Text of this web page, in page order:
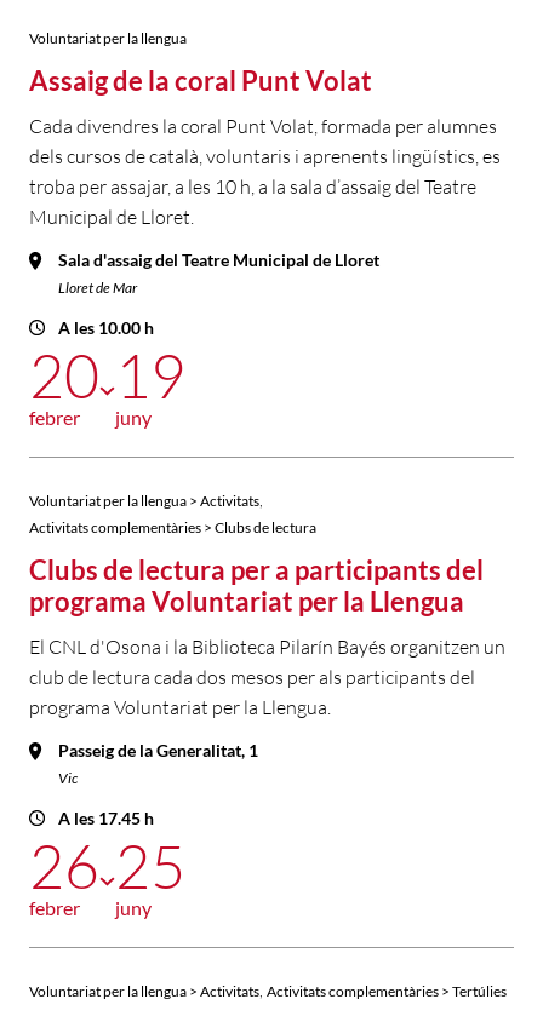
Voluntariat per la llengua
Assaig de la coral Punt Volat
Cada divendres la coral Punt Volat, formada per alumnes
dels cursos de català, voluntaris i aprenents lingüístics, es
troba per assajar, a les 10 h, a la sala d’assaig del Teatre
Municipal de Lloret.
Sala d'assaig del Teatre Municipal de Lloret
Lloret de Mar
A les 10.00 h
20
febrer
19
juny
Voluntariat per la llengua > Activitats
Activitats complementàries > Clubs de lectura
Clubs de lectura per a participants del
programa Voluntariat per la Llengua
El CNL d'Osona i la Biblioteca Pilarín Bayés organitzen un
club de lectura cada dos mesos per als participants del
programa Voluntariat per la Llengua.
Passeig de la Generalitat, 1
Vic
A les 17.45 h
26
febrer
25
juny
Voluntariat per la llengua > Activitats Activitats complementàries > Tertúlies